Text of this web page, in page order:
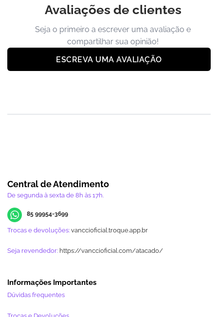
Avaliações de clientes
Seja o primeiro a escrever uma avaliação e
compartilhar sua opinião!
ESCREVA UMA AVALIAÇÃO
Central de Atendimento
De segunda à sexta de 8h às 17h.
85 99954-3699
Trocas e devoluções: vanccioficial.troque.app.br
Seja revendedor: https://vanccioficial.com/atacado/
Informações Importantes
Dúvidas frequentes